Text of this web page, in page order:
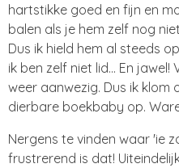
hartstikke goed en fijn en
balen als je hem zelf nog
Dus ik hield hem al steeds
ik ben zelf niet lid... En
weer aanwezig. Dus ik klom
dierbare boekbaby op.
Nergens te vinden waar 'ie
frustrerend is dat!